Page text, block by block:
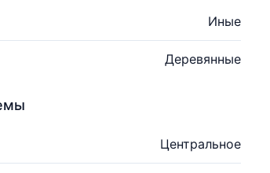
Иные
Деревянные
Центральное